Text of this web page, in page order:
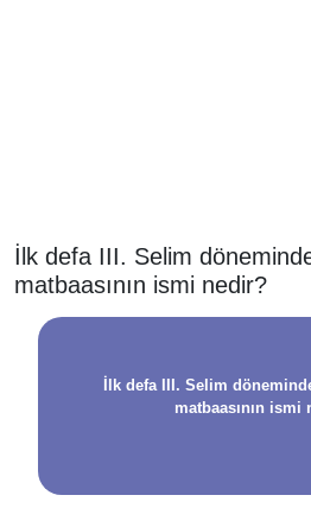
İlk defa III. Selim
matbaasının ismi nedir?
İlk defa III. Selim
matbaasının ismi